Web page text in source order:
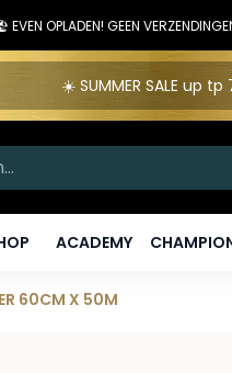
EVEN OPLADEN! GEEN
☀️ SUMMER SALE up
ACADEMY
60CM X 50M